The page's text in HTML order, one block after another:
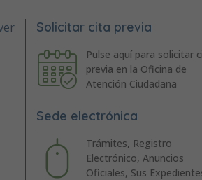
Solicitar cita previa
Pulse aquí para solicitar
previa en la Oficina de
Atención Ciudadana
Sede electrónica
Trámites, Registro
Electrónico, Anuncios
Oficiales, Sus